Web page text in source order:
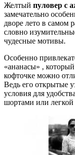
Желтый пуловер с
замечательно
дворе лето в самом
словно
чудесные мотивы.
Особенно
«ананасы» ,
кофточке можно
Ведь его открытые
условия для
шортами или